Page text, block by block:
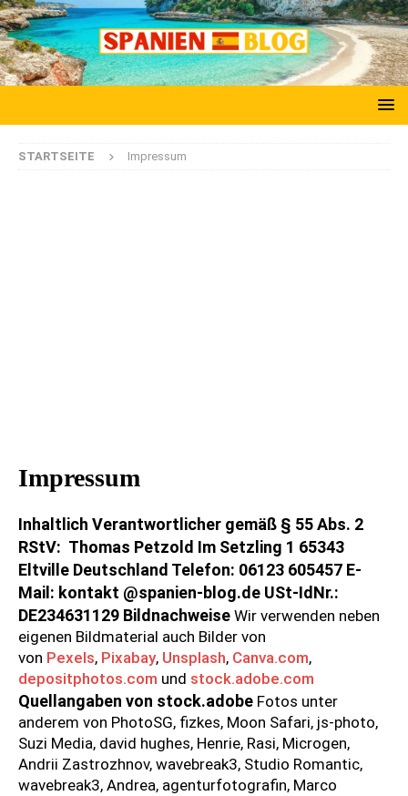
STARTSEITE Impressum
Impressum
Inhaltlich Verantwortlicher gemäß § 55 Abs. 2
RStV: Thomas Petzold Im Setzling 1 65343
Eltville Deutschland Telefon: 06123 605457 E-
Mail: kontakt @spanien-blog.de USt-IdNr.:
DE234631129 Bildnachweise Wir verwenden neben
eigenen Bildmaterial auch Bilder von
von Pexels, Pixabay, Unsplash, Canva.com,
depositphotos.com und stock.adobe.com
Quellangaben von stock.adobe Fotos unter
anderem von PhotoSG, fizkes, Moon Safari, js-photo,
Suzi Media, david hughes, Henrie, Rasi, Microgen,
Andrii Zastrozhnov, wavebreak3, Studio Romantic,
wavebreak3, Andrea, agenturfotografin, Marco